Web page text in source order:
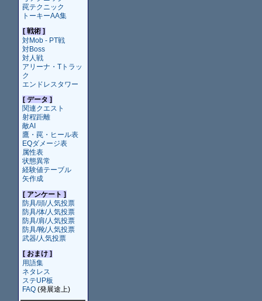
罠テクニック
トーキーAA集
[ 戦術 ]
対Mob - PT戦
対Boss
対人戦
アリーナ・Tトラッ
ク
エンドレスタワー
[ データ ]
関連クエスト
射程距離
敵AI
鷹・罠・ヒール表
EQダメージ表
属性表
状態異常
経験値テーブル
矢作成
[ アンケート ]
防具/頭/人気投票
防具/体/人気投票
防具/肩/人気投票
防具/靴/人気投票
武器/人気投票
[ おまけ ]
用語集
ネタレス
ステUP板
FAQ(発展途上)